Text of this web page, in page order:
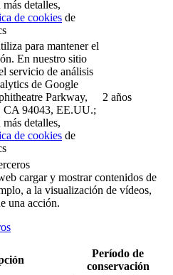
detalles,
de cookies de
para mantener el
En nuestro sitio
servicio de análisis
de Google
Parkway,
CA 94043, EE.UU.;
detalles,
de cookies de
2 años
cargar y mostrar contenidos de
a la visualización de vídeos,
una acción.
Período de
conservación